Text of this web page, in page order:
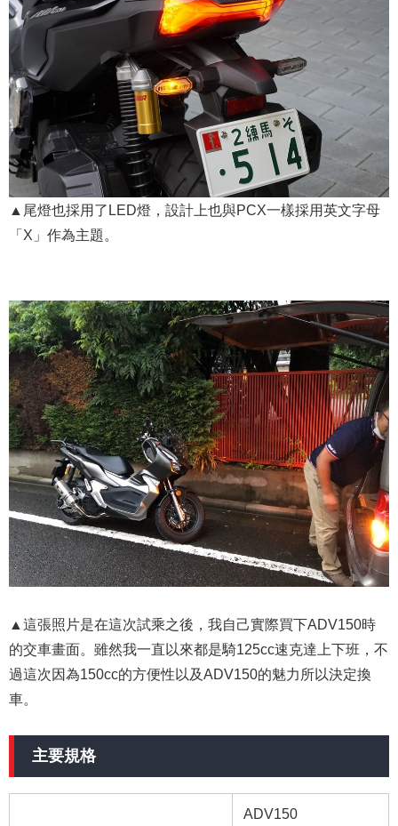
▲尾燈也採用了LED燈，設計上也與PCX一樣採用英文字母
「X」作為主題。
▲這張照片是在這次試乘之後，我自己實際買下ADV150時
的交車畫面。雖然我一直以來都是騎125cc速克達上下班，不
過這次因為150cc的方便性以及ADV150的魅力所以決定換
車。
主要規格
ADV150